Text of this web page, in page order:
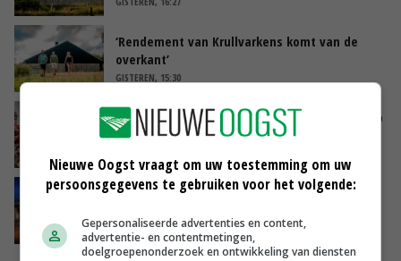
‘Rendement van Krullvarkens komt van de
overkant’
GISTEREN, 15:30
Oorlogen en El Niño stuwen voedselprijzen op
Nettowinst Royal A-ware onder druk ondanks
GISTEREN, 14:35
Nieuwe Oogst vraagt om uw toestemming om uw
persoonsgegevens te gebruiken voor het volgende:
Gepersonaliseerde advertenties en content,
advertentie- en contentmetingen,
doelgroepenonderzoek en ontwikkeling van diensten